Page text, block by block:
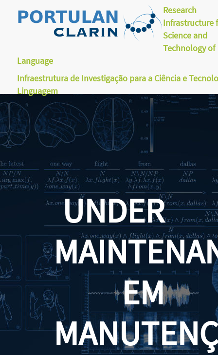
Research
Infrastructure
Science and
Technology of
Language
Infraestrutura de Investigação para a Ciência e
Linguagem
UNDER
EM